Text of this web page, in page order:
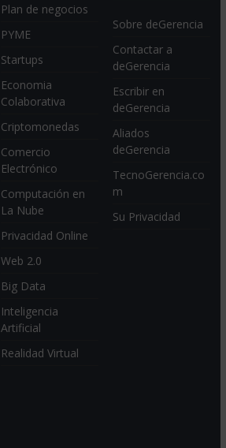
Plan de negocios
PYME
Startups
Economia
Colaborativa
Criptomonedas
Comercio
Electrónico
Computación en
La Nube
Privacidad Online
Web 2.0
Big Data
Inteligencia
Artificial
Realidad Virtual
Sobre deGerencia
Contactar a
deGerencia
Escribir en
deGerencia
Aliados
deGerencia
TecnoGerencia.co
m
Su Privacidad